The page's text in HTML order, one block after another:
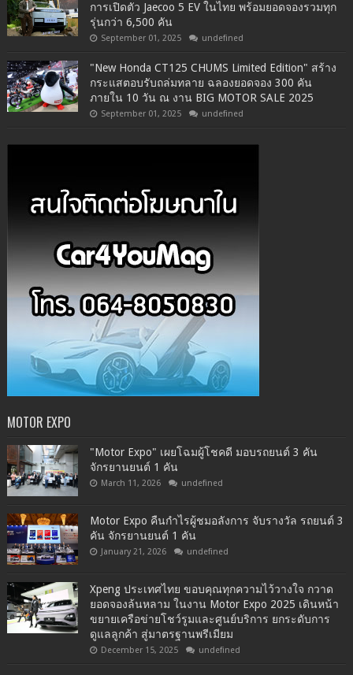
การเปิดตัว Jaecoo 5 EV ในไทย พร้อมยอดจองรวมทุก
รุ่นกว่า 6,500 คัน
September 01, 2025 undefined
"New Honda CT125 CHUMS Limited Edition" สร้าง
กระแสตอบรับถล่มทลาย ฉลองยอดจอง 300 คัน
ภายใน 10 วัน ณ งาน BIG MOTOR SALE 2025
September 01, 2025 undefined
MOTOR EXPO
"Motor Expo" เผยโฉมผู้โชคดี มอบรถยนต์ 3 คัน
จักรยานยนต์ 1 คัน
March 11, 2026 undefined
Motor Expo คืนกำไรผู้ชมอลังการ จับรางวัล รถยนต์ 3
คัน จักรยานยนต์ 1 คัน
January 21, 2026 undefined
Xpeng ประเทศไทย ขอบคุณทุกความไว้วางใจ กวาด
ยอดจองล้นหลาม ในงาน Motor Expo 2025 เดินหน้า
ขยายเครือข่ายโชว์รูมและศูนย์บริการ ยกระดับการ
ดูแลลูกค้า สู่มาตรฐานพรีเมียม
December 15, 2025 undefined